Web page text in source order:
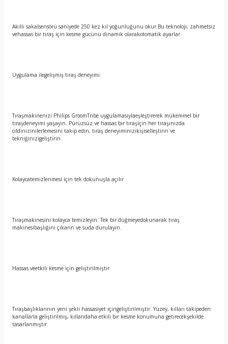
Akıllı sakalsensörü saniyede 250 kez kıl yoğunluğunu okur.Bu teknoloji, zahmetsiz
vehassas bir tıraş için kesme gücünü dinamik olarakotomatik ayarlar.
Uygulama ilegelişmiş tıraş deneyimi
Tıraşmakinenizi Philips GroomTribe uygulamasıylaeşleştirerek mükemmel bir
tıraşdeneyimi yaşayın. Pürüzsüz ve hassas bir tıraşiçin her tıraşınızda
cildinizinilerlemesini takip edin, tıraş deneyiminizikişiselleştirin ve
tekniğinizigeliştirin.
Kolaycatemizlenmesi için tek dokunuşla açılır
Tıraşmakinesini kolayca temizleyin. Tek bir düğmeyedokunarak tıraş
makinesibaşlığını çıkarın ve suda durulayın.
Hassas veetkili kesme için geliştirilmiştir
Tıraşbaşlıklarının yeni şekli hassasiyet içingeliştirilmiştir. Yüzey, kılları takipeden
kanallarla geliştirilmiş, kıllarıdaha etkili bir kesme konumuna getirecekşekilde
tasarlanmıştır.